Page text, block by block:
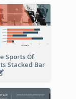
Sports Of
Stacked Bar